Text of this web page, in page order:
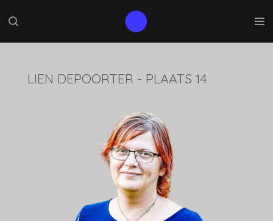
direct
LIEN DEPOORTER - PLAATS 14